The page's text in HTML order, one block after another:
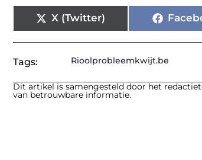
X (Twitter)
Tags: Rioolprobleemkwijt.be
Dit artikel is samengesteld door het
van betrouwbare informatie.